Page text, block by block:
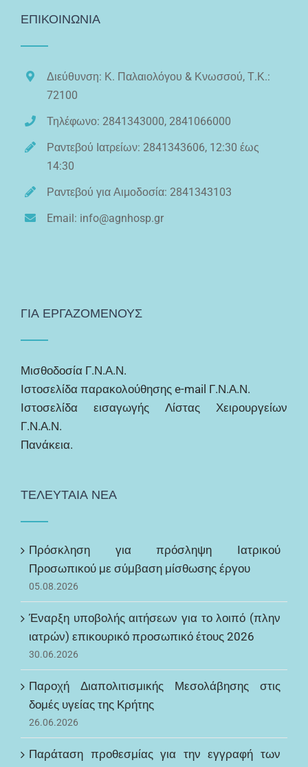
ΕΠΙΚΟΙΝΩΝΙΑ
Διεύθυνση: Κ. Παλαιολόγου & Κνωσσού, Τ.Κ.:
72100
Τηλέφωνο: 2841343000, 2841066000
Ραντεβού Ιατρείων: 2841343606, 12:30 έως
14:30
Ραντεβού για Αιμοδοσία: 2841343103
Email: info@agnhosp.gr
ΓΙΑ ΕΡΓΑΖΟΜΕΝΟΥΣ
Μισθοδοσία Γ.Ν.Α.Ν.
Ιστοσελίδα παρακολούθησης e-mail Γ.Ν.Α.Ν.
Ιστοσελίδα εισαγωγής Λίστας Χειρουργείων
Γ.Ν.Α.Ν.
Πανάκεια.
ΤΕΛΕΥΤΑΙΑ ΝΕΑ
Πρόσκληση για πρόσληψη Ιατρικού
Προσωπικού με σύμβαση μίσθωσης έργου
05.08.2026
Έναρξη υποβολής αιτήσεων για το λοιπό (πλην
ιατρών) επικουρικό προσωπικό έτους 2026
30.06.2026
Παροχή Διαπολιτισμικής Μεσολάβησης στις
δομές υγείας της Κρήτης
26.06.2026
Παράταση προθεσμίας για την εγγραφή των